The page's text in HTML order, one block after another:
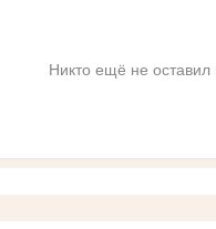
Никто ещё не